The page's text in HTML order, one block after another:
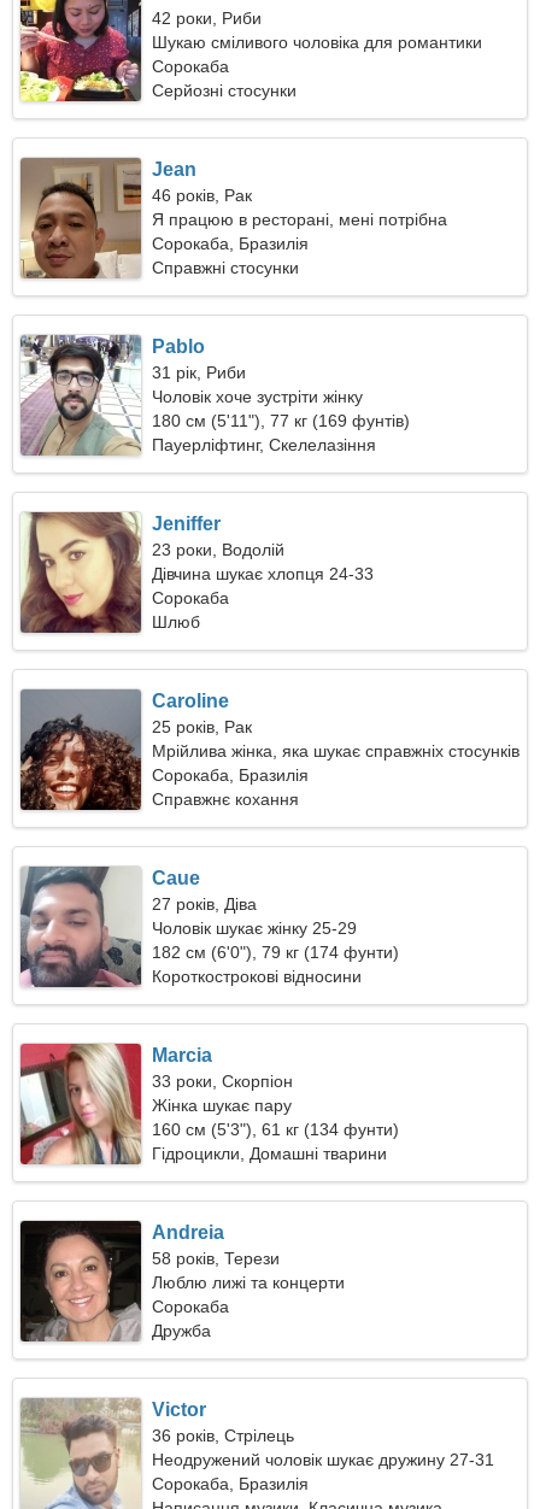
42 роки, Риби
Шукаю сміливого чоловіка для романтики
Сорокаба
Серйозні стосунки
Jean
46 років, Рак
Я працюю в ресторані, мені потрібна
кваліфікована жінка
Сорокаба, Бразилія
Справжні стосунки
Pablo
31 рік, Риби
Чоловік хоче зустріти жінку
180 см (5'11"), 77 кг (169 фунтів)
Пауерліфтинг, Скелелазіння
Jeniffer
23 роки, Водолій
Дівчина шукає хлопця 24-33
Сорокаба
Шлюб
Caroline
25 років, Рак
Мрійлива жінка, яка шукає справжніх стосунків
Сорокаба, Бразилія
Справжнє кохання
Caue
27 років, Діва
Чоловік шукає жінку 25-29
182 см (6'0"), 79 кг (174 фунти)
Короткострокові відносини
Marcia
33 роки, Скорпіон
Жінка шукає пару
160 см (5'3"), 61 кг (134 фунти)
Гідроцикли, Домашні тварини
Andreia
58 років, Терези
Люблю лижі та концерти
Сорокаба
Дружба
Victor
36 років, Стрілець
Неодружений чоловік шукає дружину 27-31
Сорокаба, Бразилія